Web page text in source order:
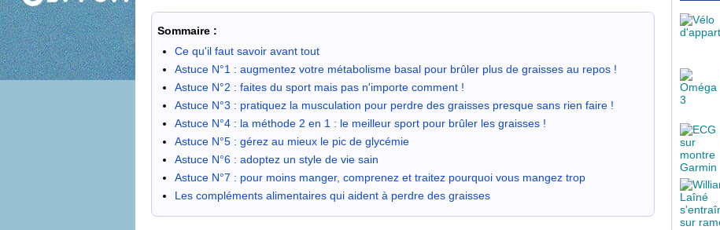
Sommaire :
Ce qu'il faut savoir avant tout
Astuce N°1 : augmentez votre métabolisme basal pour brûler plus de graisses au repos !
Astuce N°2 : faites du sport mais pas n'importe comment !
Astuce N°3 : pratiquez la musculation pour perdre des graisses presque sans rien faire !
Astuce N°4 : la méthode 2 en 1 : le meilleur sport pour brûler les graisses !
Astuce N°5 : gérez au mieux le pic de glycémie
Astuce N°6 : adoptez un style de vie sain
Astuce N°7 : pour moins manger, comprenez et traitez pourquoi vous mangez trop
Les compléments alimentaires qui aident à perdre des graisses